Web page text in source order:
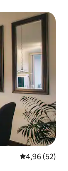
4,96 av 5 i
4,96 (52)